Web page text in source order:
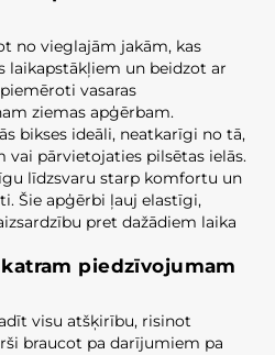
no vieglajām jakām, kas
laikapstākļiem un beidzot ar
vasaras
ziemas apģērbam.
bikses ideāli, neatkarīgi no tā,
vai pārvietojaties pilsētas ielās.
līdzsvaru starp komfortu un
Šie apģērbi ļauj elastīgi,
pret dažādiem laika
piedzīvojumam
visu atšķirību, risinot
braucot pa darījumiem pa